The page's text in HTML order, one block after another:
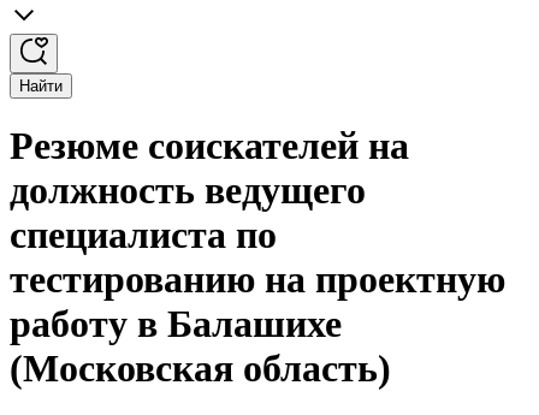
Найти
Резюме соискателей на
должность ведущего
специалиста по
тестированию на проектную
работу в Балашихе
(Московская область)